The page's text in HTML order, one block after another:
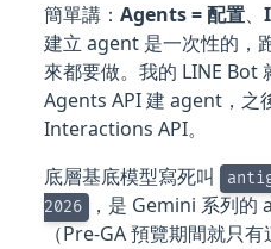
簡單講： Agents = 配置、
建立 agent 是一次性的，
來都要做。我的 LINE Bot
Agents API 建 agent，之
Interactions API。
底層基底模型寫死叫
2026
，是 Gemini 系列
（Pre-GA 預覽期間就只有